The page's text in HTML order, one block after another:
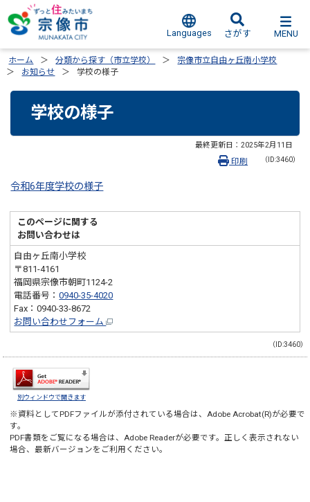
Languages さがす MENU
ホーム 分類から探す（市立学校）
宗像市立自由ヶ丘南小学校
お知らせ
学校の様子
学校の様子
最終更新日： 2025年2月11日
（ID:3460）
印刷
令和6年度学校の様子
このページに関する
お問い合わせは
自由ヶ丘南小学校
〒811-4161
福岡県宗像市朝町1124-2
電話番号：0940-35-4020
Fax：0940-33-8672
お問い合わせフォーム
（ID:3460）
別ウィンドウで開きます
※資料としてPDFファイルが添付されている場合は、 Adobe Acrobat(R)が必要で
す。
PDF書類をご覧になる場合は、 Adobe Readerが必要です。正しく表示されない
場合、最新バージョンをご利用ください。